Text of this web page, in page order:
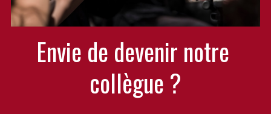
Envie de devenir notre
collègue ?